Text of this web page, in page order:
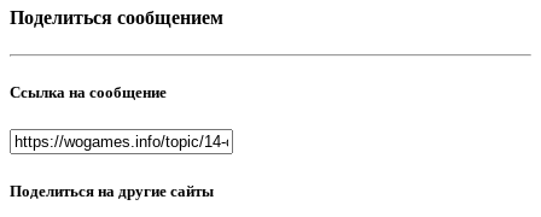
Поделиться сообщением
Ссылка на сообщение
Поделиться на другие сайты